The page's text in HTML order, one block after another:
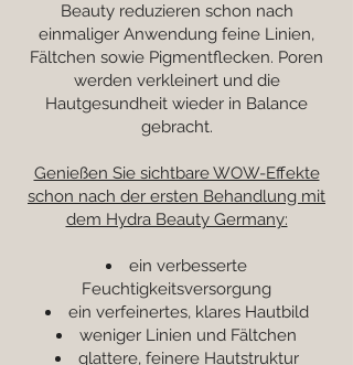
Beauty reduzieren schon nach
einmaliger Anwendung feine Linien,
Fältchen sowie Pigmentflecken. Poren
werden verkleinert und die
Hautgesundheit wieder in Balance
gebracht.
Genießen Sie sichtbare WOW-Effekte
schon nach der ersten Behandlung mit
dem Hydra Beauty Germany:
ein verbesserte
Feuchtigkeitsversorgung
ein verfeinertes, klares Hautbild
weniger Linien und Fältchen
glattere, feinere Hautstruktur